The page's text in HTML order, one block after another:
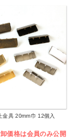
金具 20mm巾 12個入
卸価格は会員のみ公開